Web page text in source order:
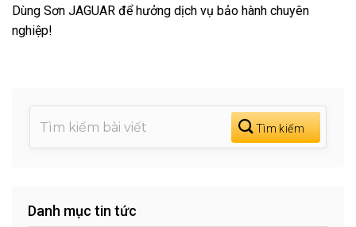
Dùng Sơn JAGUAR để hưởng dịch vụ bảo hành chuyên
nghiệp!
Danh mục tin tức